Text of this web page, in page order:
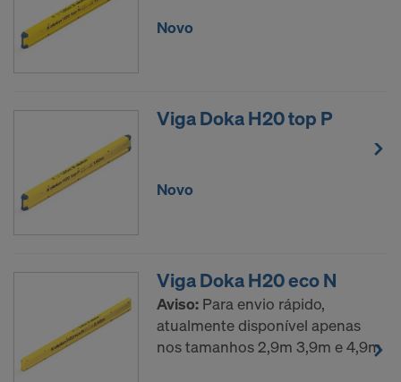
Novo
Viga Doka H20 top P
Novo
Viga Doka H20 eco N
Aviso: Para envio rápido,
atualmente disponível apenas
nos tamanhos 2,9m 3,9m e 4,9m